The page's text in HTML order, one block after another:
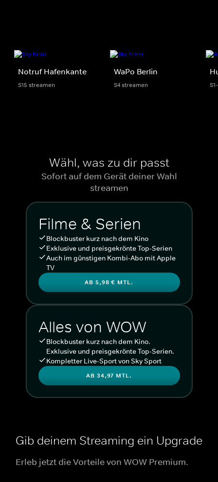
Notruf Hafenkante
S15 streamen
WaPo Berlin
S4 streamen
Wähl, was zu dir passt
Sofort auf dem Gerät deiner Wahl
streamen
Filme & Serien
Blockbuster kurz nach dem Kino
Exklusive und preisgekrönte Top-Serien
Auch im günstigen Kombi-Abo mit Apple
TV
AB 5,98 € MTL.
Alles von WOW
Blockbuster kurz nach dem Kino.
Exklusive und preisgekrönte Top-Serien.
Kompletter Live-Sport von Sky Sport
AB 34,97 MTL.
Gib deinem Streaming ein Upgrade
Erleb jetzt die Vorteile von WOW Premium.